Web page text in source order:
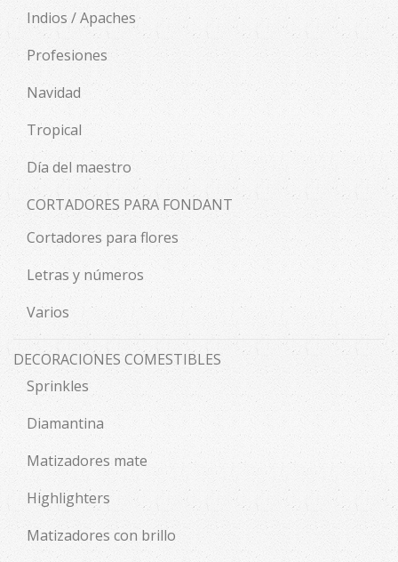
Indios / Apaches
Profesiones
Navidad
Tropical
Día del maestro
CORTADORES PARA FONDANT
Cortadores para flores
Letras y números
Varios
DECORACIONES COMESTIBLES
Sprinkles
Diamantina
Matizadores mate
Highlighters
Matizadores con brillo